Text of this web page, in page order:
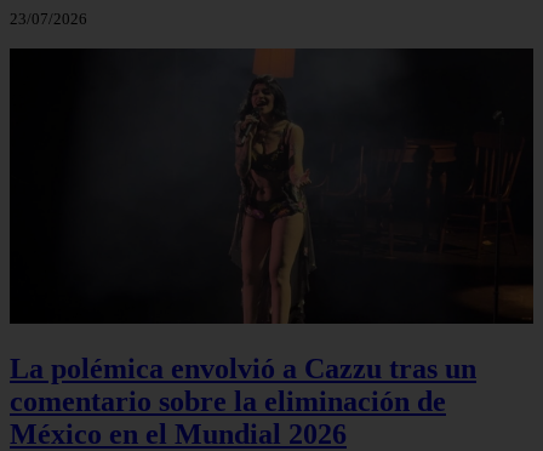
23/07/2026
La polémica envolvió a Cazzu tras un
comentario sobre la eliminación de
México en el Mundial 2026